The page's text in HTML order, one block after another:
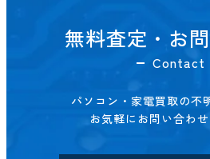
無料査定・お
Contact
パソコン・家電買取の不
お気軽にお問い合わせ